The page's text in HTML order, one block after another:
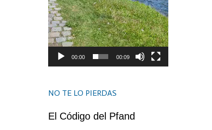
00:00 00:09
NO TE LO PIERDAS
El Código del Pfand